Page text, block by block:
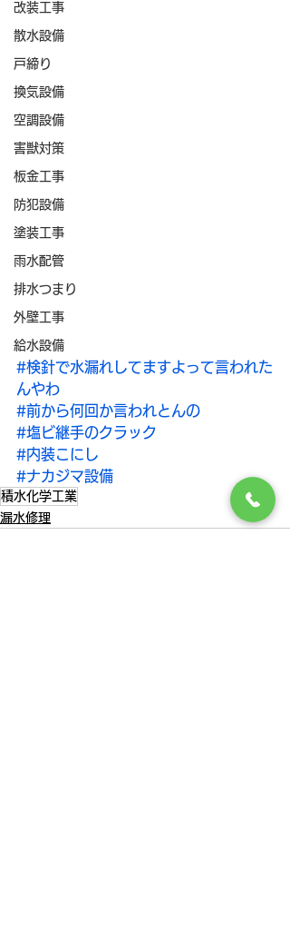
改装工事
散水設備
戸締り
換気設備
空調設備
害獣対策
板金工事
防犯設備
塗装工事
雨水配管
排水つまり
外壁工事
給水設備
#検針で水漏れしてますよって言われた
んやわ
#前から何回か言われとんの
#塩ビ継手のクラック
#内装こにし
#ナカジマ設備
積水化学工業
漏水修理